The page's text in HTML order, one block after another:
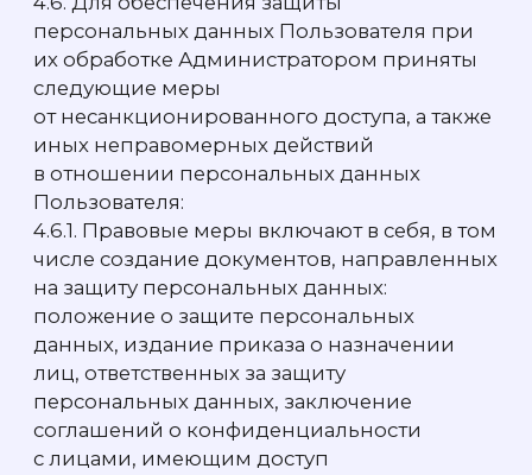
Политика использования Cookies (далее —
Политика) описывает типы Cookies, цели
их использования, как именно Компания
в процессе использования Посетителями
веб-сайта www.eqwa.ru, и способы,
с помощью которых можно отказаться
1. ТЕРМИНЫ И ОПРЕДЕЛЕНИЯ
В Политике используются следующие
термины:
ответственностью «Оператор Платежных
Услуг «ЭКВА», ООО «Оператор Платежных
769/773101001, ОГРН 1 167 746 610 547,
расположенное по адресу: 121 357, Россия,
г. Москва, ул. Верейская, д. 29, стр. 154, пом.